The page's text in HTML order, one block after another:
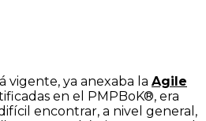
vigente, ya anexaba la Agile
en el PMPBoK®, era
encontrar, a nivel general,